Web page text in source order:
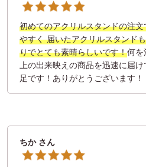
初めてのアクリルスタンドの注
やすく 届いたアクリルスタンド
りでとても素晴らしいです！何を
上の出来映えの商品を迅速に届
足です！ありがとうございます！
ちか さん